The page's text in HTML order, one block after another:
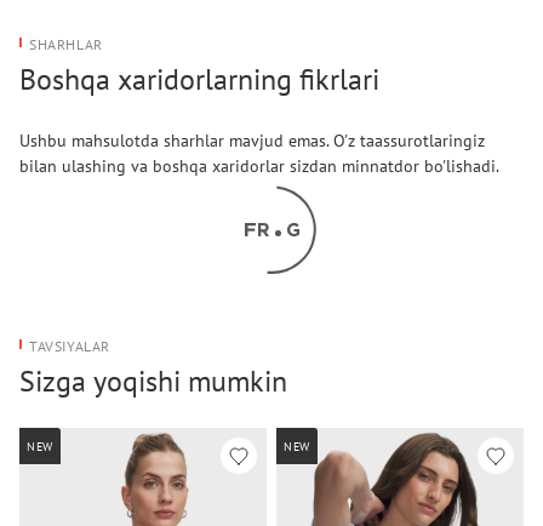
SHARHLAR
Boshqa xaridorlarning fikrlari
Ushbu mahsulotda sharhlar mavjud emas. O'z taassurotlaringiz
bilan ulashing va boshqa xaridorlar sizdan minnatdor bo'lishadi.
TAVSIYALAR
Sizga yoqishi mumkin
NEW NEW